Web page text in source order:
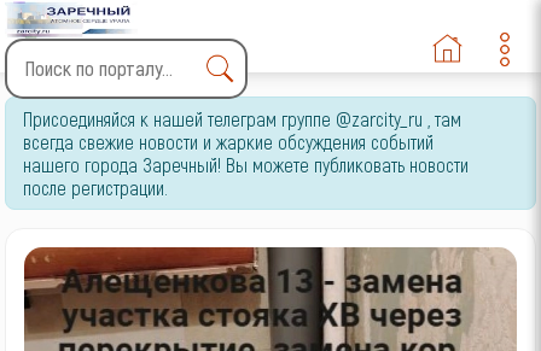
Type 2 or more characters
for results.
Присоединяйся к нашей телеграм группе @zarcity_ru , там
всегда свежие новости и жаркие обсуждения событий
нашего города Заречный! Вы можете публиковать новости
после регистрации.